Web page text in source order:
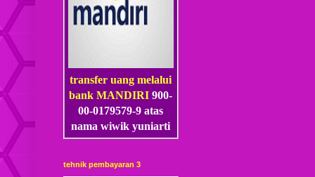
transfer uang melalui
bank MANDIRI900-
00-0179579-9 atas
nama wiwik yuniarti
tehnik pembayaran 3